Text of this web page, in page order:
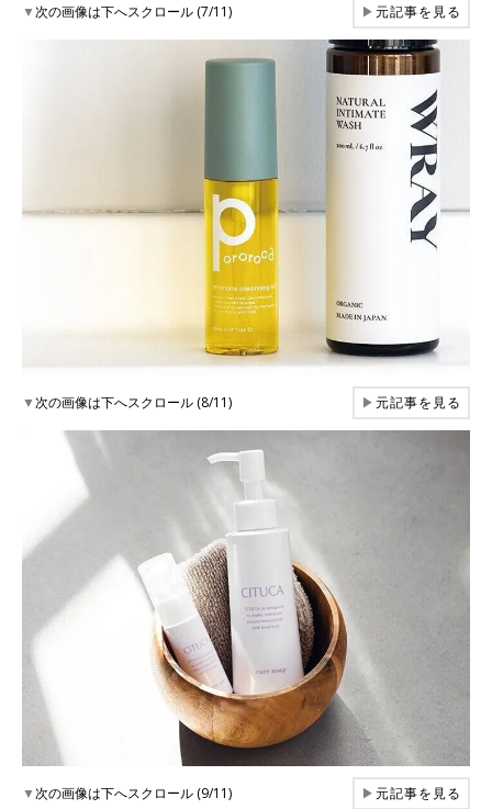
▼次の画像は下へスクロール (7/11) ▶元記事を見る
▼次の画像は下へスクロール (8/11) ▶元記事を見る
▼次の画像は下へスクロール (9/11) ▶元記事を見る